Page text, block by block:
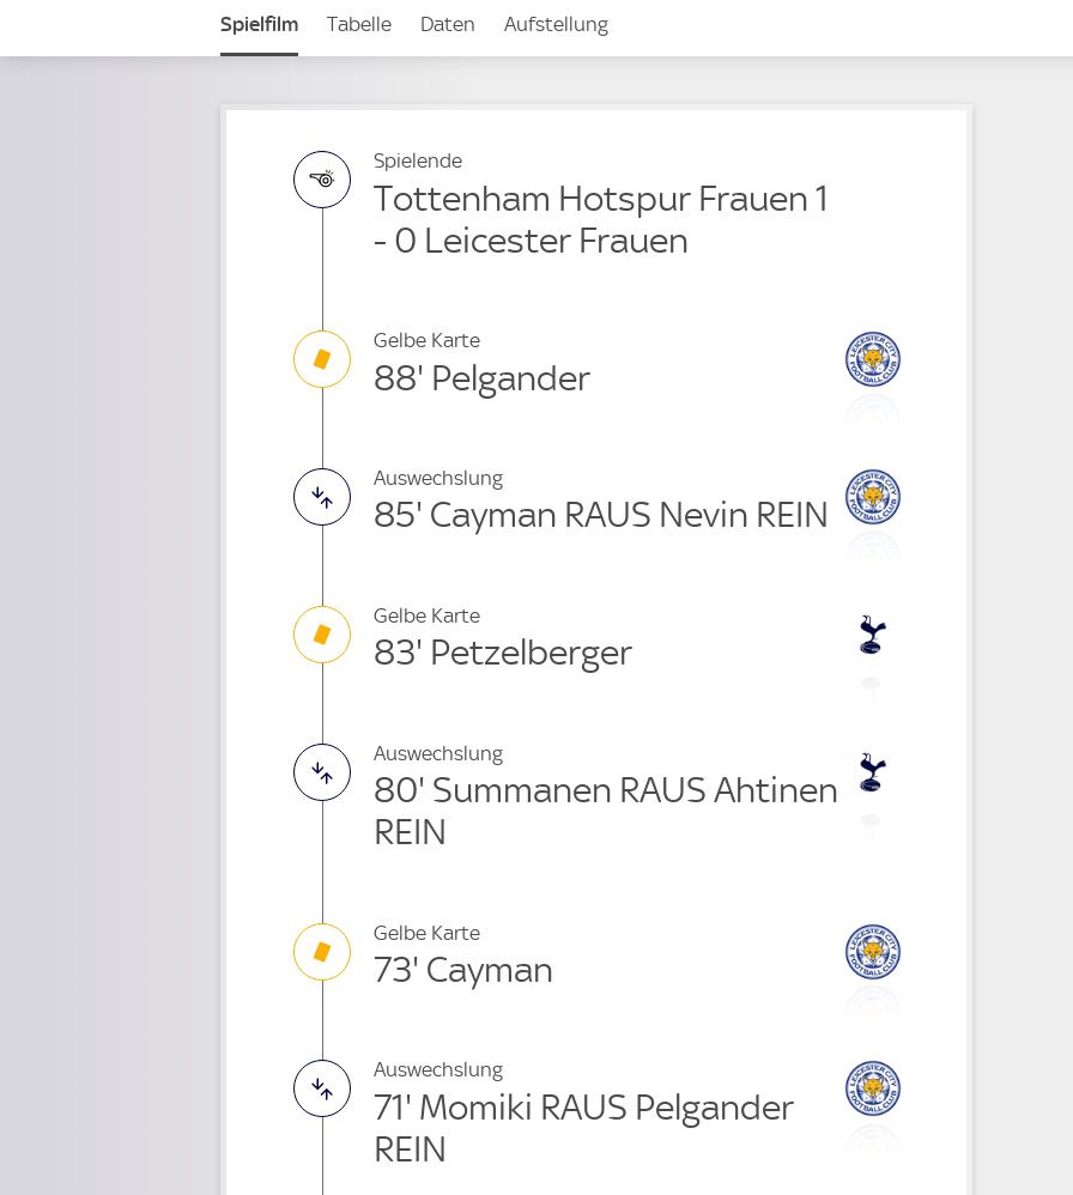
Spielfilm Tabelle Daten Aufstellung
Spielende
Tottenham Hotspur Frauen 1
- 0 Leicester Frauen
Gelbe Karte
88' Pelgander
Auswechslung
85' Cayman RAUS Nevin REIN
Gelbe Karte
83' Petzelberger
Auswechslung
80' Summanen RAUS Ahtinen
REIN
Gelbe Karte
73' Cayman
Auswechslung
71' Momiki RAUS Pelgander
REIN